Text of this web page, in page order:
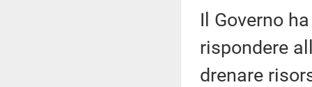
Il Governo
rispondere
drenare